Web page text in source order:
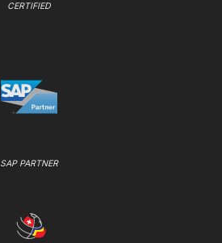
CERTIFIED
SAP PARTNER